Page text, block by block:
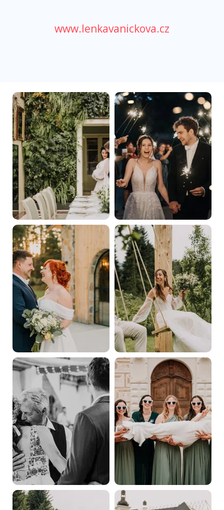
www.lenkavanickova.cz